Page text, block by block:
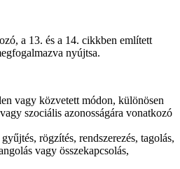
a 13. és a 14. cikkben említett
nyújtsa.
vagy közvetett módon, különösen
szociális azonosságára vonatkozó
rögzítés, rendszerezés, tagolás,
vagy összekapcsolás,